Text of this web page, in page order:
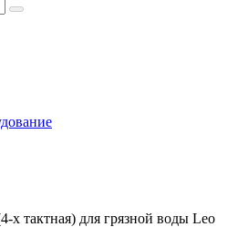
х тактная) для грязной воды Leo